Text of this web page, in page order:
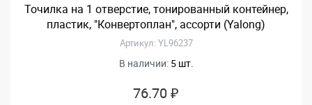
Точилка на 1 отверстие, тонированный контейнер,
пластик, "Конвертоплан", ассорти (Yalong)
Артикул: YL96237
В наличии: 5 шт.
76.70 ₽